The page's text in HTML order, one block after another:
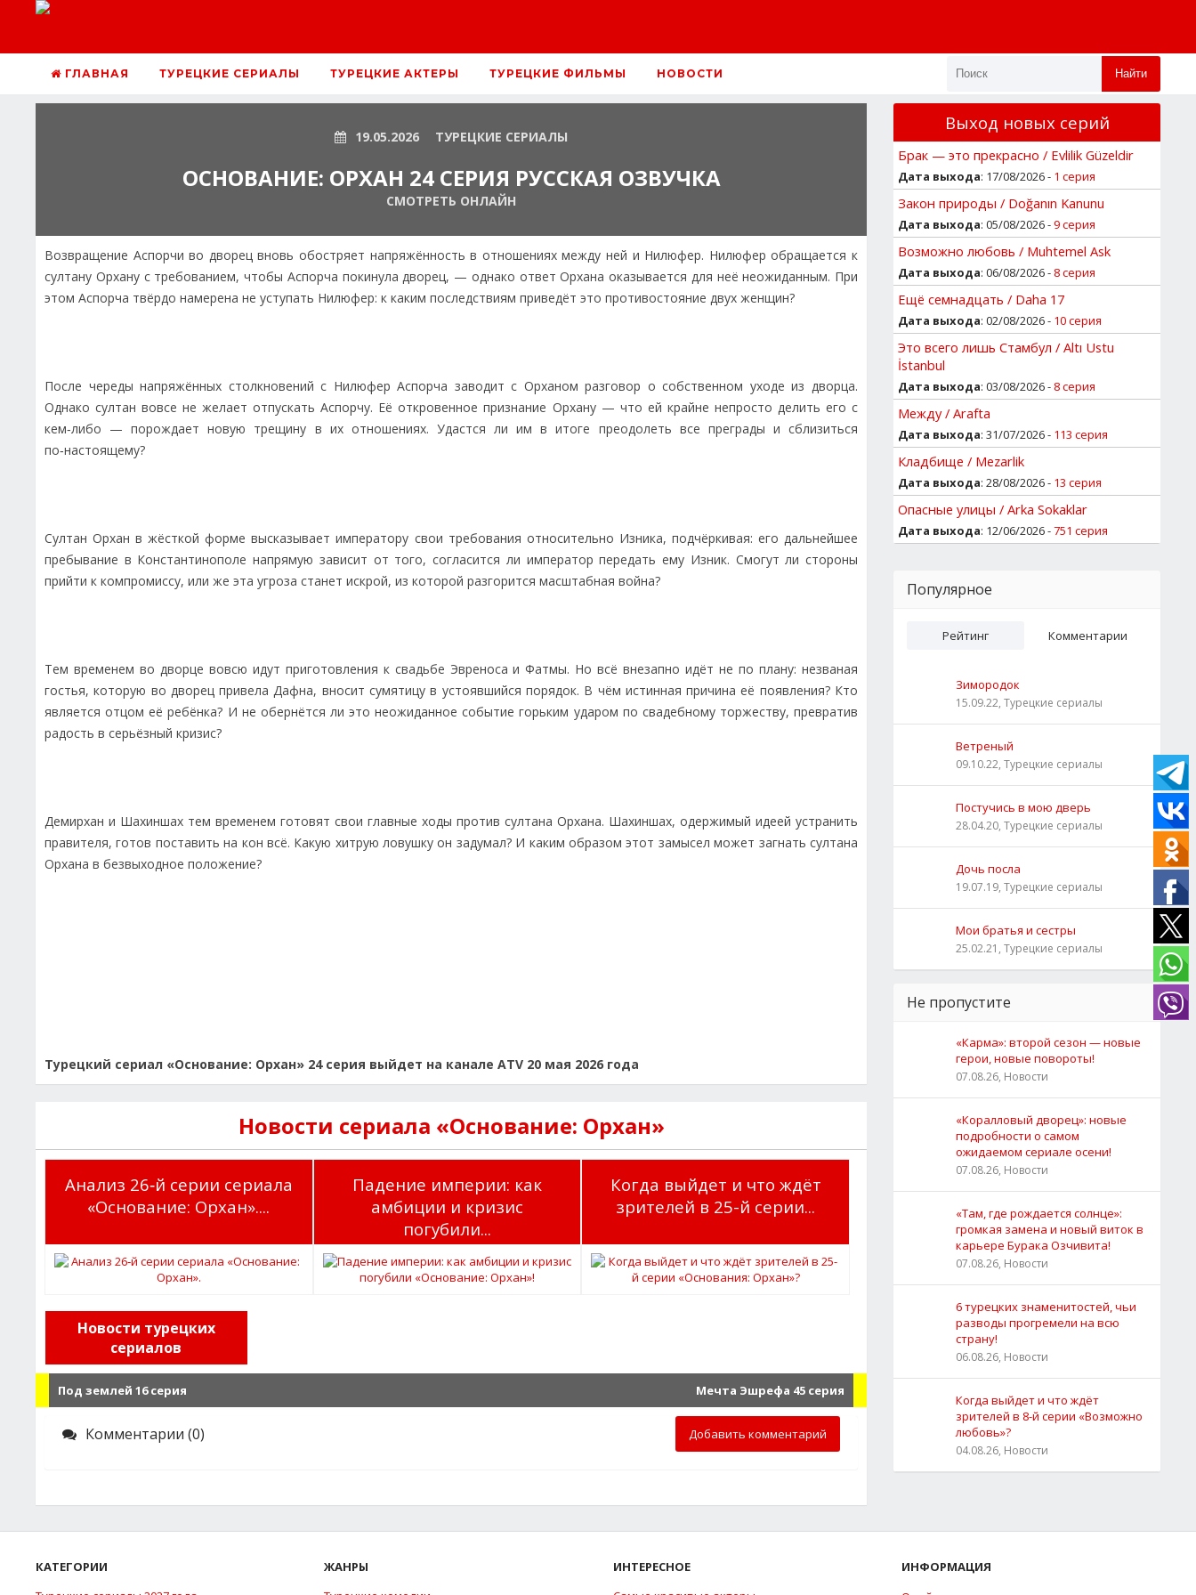
ГЛАВНАЯ ТУРЕЦКИЕ СЕРИАЛЫ ТУРЕЦКИЕ АКТЕРЫ ТУРЕЦКИЕ ФИЛЬМЫ НОВОСТИ Найти
19.05.2026 ТУРЕЦКИЕ СЕРИАЛЫ
ОСНОВАНИЕ: ОРХАН 24 СЕРИЯ РУССКАЯ ОЗВУЧКА
СМОТРЕТЬ ОНЛАЙН
Возвращение Аспорчи во дворец вновь обостряет напряжённость в отношениях между ней и Нилюфер. Нилюфер обращается к
султану Орхану с требованием, чтобы Аспорча покинула дворец, — однако ответ Орхана оказывается для неё неожиданным. При
этом Аспорча твёрдо намерена не уступать Нилюфер: к каким последствиям приведёт это противостояние двух женщин?
После череды напряжённых столкновений с Нилюфер Аспорча заводит с Орханом разговор о собственном уходе из дворца.
Однако султан вовсе не желает отпускать Аспорчу. Её откровенное признание Орхану — что ей крайне непросто делить его с
кем‑либо — порождает новую трещину в их отношениях. Удастся ли им в итоге преодолеть все преграды и сблизиться
по‑настоящему?
Султан Орхан в жёсткой форме высказывает императору свои требования относительно Изника, подчёркивая: его дальнейшее
пребывание в Константинополе напрямую зависит от того, согласится ли император передать ему Изник. Смогут ли стороны
прийти к компромиссу, или же эта угроза станет искрой, из которой разгорится масштабная война?
Тем временем во дворце вовсю идут приготовления к свадьбе Эвреноса и Фатмы. Но всё внезапно идёт не по плану: незваная
гостья, которую во дворец привела Дафна, вносит сумятицу в устоявшийся порядок. В чём истинная причина её появления? Кто
является отцом её ребёнка? И не обернётся ли это неожиданное событие горьким ударом по свадебному торжеству, превратив
радость в серьёзный кризис?
Демирхан и Шахиншах тем временем готовят свои главные ходы против султана Орхана. Шахиншах, одержимый идеей устранить
правителя, готов поставить на кон всё. Какую хитрую ловушку он задумал? И каким образом этот замысел может загнать султана
Орхана в безвыходное положение?
Турецкий сериал «Основание: Орхан» 24 серия выйдет на канале ATV 20 мая 2026 года
Новости сериала «Основание: Орхан»
Анализ 26‑й серии сериала
«Основание: Орхан»....
Падение империи: как
амбиции и кризис
погубили...
Когда выйдет и что ждёт
зрителей в 25-й серии...
Новости турецких
сериалов
Под землей 16 серия Мечта Эшрефа 45 серия
Комментарии (0) Добавить комментарий
Выход новых серий
Брак — это прекрасно / Evlilik Güzeldir
Дата выхода: 17/08/2026 - 1 серия
Закон природы / Doğanın Kanunu
Дата выхода: 05/08/2026 -9 серия
Возможно любовь / Muhtemel Ask
Дата выхода: 06/08/2026 - 8 серия
Ещё семнадцать / Daha 17
Дата выхода: 02/08/2026 - 10 серия
Это всего лишь Стамбул / Altı Ustu
İstanbul
Дата выхода: 03/08/2026 - 8 серия
Между / Arafta
Дата выхода: 31/07/2026 - 113 серия
Кладбище / Mezarlik
Дата выхода: 28/08/2026 - 13 серия
Опасные улицы / Arka Sokaklar
Дата выхода: 12/06/2026 -751 серия
Популярное
Рейтинг Комментарии
Зимородок
15.09.22, Турецкие сериалы
Ветреный
09.10.22, Турецкие сериалы
Постучись в мою дверь
28.04.20, Турецкие сериалы
Дочь посла
19.07.19, Турецкие сериалы
Мои братья и сестры
25.02.21, Турецкие сериалы
Не пропустите
«Карма»: второй сезон — новые
герои, новые повороты!
07.08.26, Новости
«Коралловый дворец»: новые
подробности о самом
ожидаемом сериале осени!
07.08.26, Новости
«Там, где рождается солнце»:
громкая замена и новый виток в
карьере Бурака Озчивита!
07.08.26, Новости
6 турецких знаменитостей, чьи
разводы прогремели на всю
страну!
06.08.26, Новости
Когда выйдет и что ждёт
зрителей в 8-й серии «Возможно
любовь»?
04.08.26, Новости
КАТЕГОРИИ
ЖАНРЫ
ИНТЕРЕСНОЕ
ИНФОРМАЦИЯ